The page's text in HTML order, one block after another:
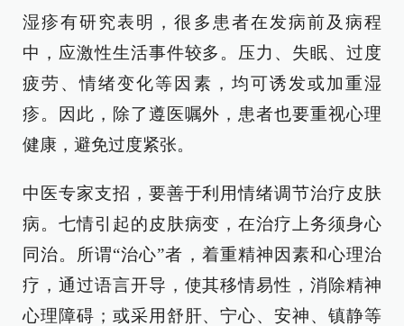
湿疹有研究表明，很多患者在发病前及病程
中，应激性生活事件较多。压力、失眠、过度
疲劳、情绪变化等因素，均可诱发或加重湿
疹。因此，除了遵医嘱外，患者也要重视心理
健康，避免过度紧张。
中医专家支招，要善于利用情绪调节治疗皮肤
病。七情引起的皮肤病变，在治疗上务须身心
同治。所谓“治心”者，着重精神因素和心理治
疗，通过语言开导，使其移情易性，消除精神
心理障碍；或采用舒肝、宁心、安神、镇静等